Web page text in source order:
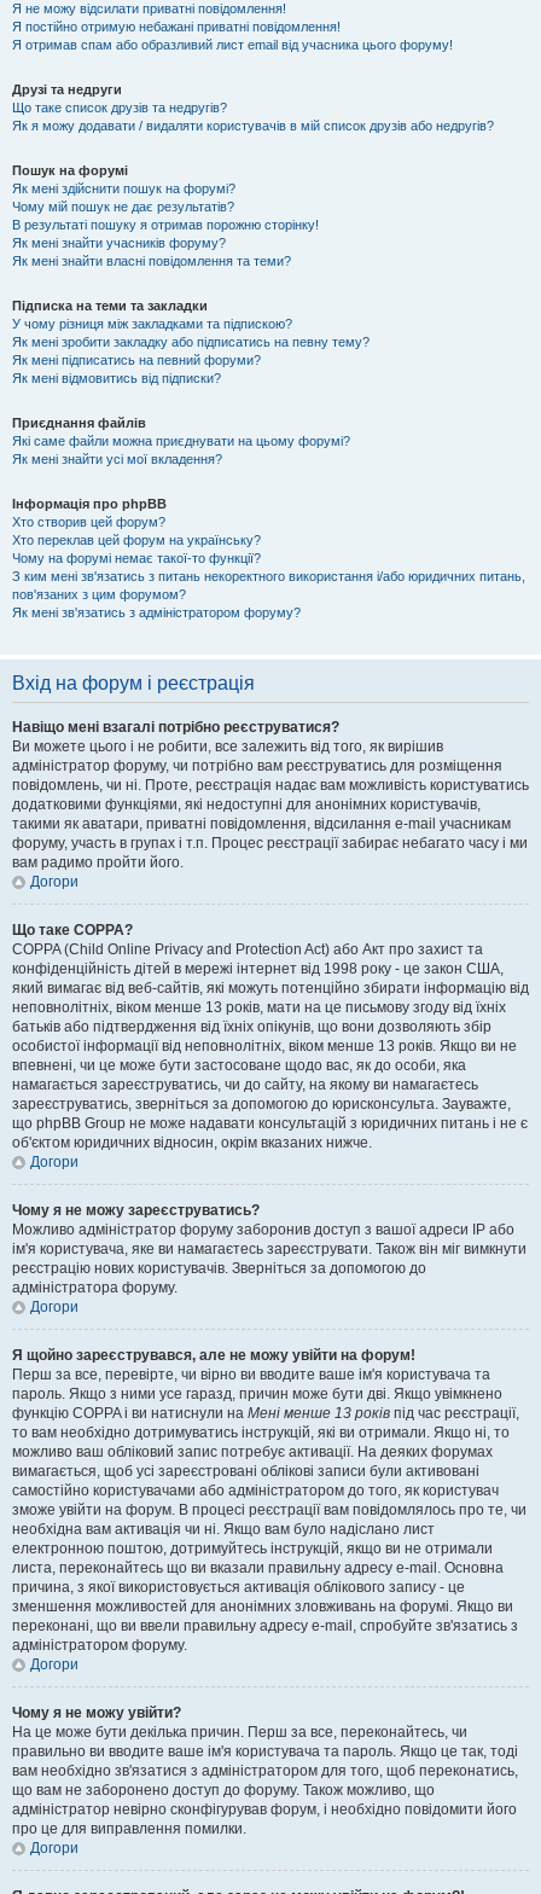
Я не можу відсилати приватні повідомлення!
Я постійно отримую небажані приватні повідомлення!
Я отримав спам або образливий лист email від учасника цього форуму!
Друзі та недруги
Що таке список друзів та недругів?
Як я можу додавати / видаляти користувачів в мій список друзів або недругів?
Пошук на форумі
Як мені здійснити пошук на форумі?
Чому мій пошук не дає результатів?
В результаті пошуку я отримав порожню сторінку!
Як мені знайти учасників форуму?
Як мені знайти власні повідомлення та теми?
Підписка на теми та закладки
У чому різниця між закладками та підпискою?
Як мені зробити закладку або підписатись на певну тему?
Як мені підписатись на певний форуми?
Як мені відмовитись від підписки?
Приєднання файлів
Які саме файли можна приєднувати на цьому форумі?
Як мені знайти усі мої вкладення?
Інформація про phpBB
Хто створив цей форум?
Хто переклав цей форум на українську?
Чому на форумі немає такої-то функції?
З ким мені зв'язатись з питань некоректного використання і/або юридичних питань,
пов'язаних з цим форумом?
Як мені зв'язатись з адміністратором форуму?
Вхід на форум і реєстрація
Навіщо мені взагалі потрібно реєструватися?
Ви можете цього і не робити, все залежить від того, як вирішив
адміністратор форуму, чи потрібно вам реєструватись для розміщення
повідомлень, чи ні. Проте, реєстрація надає вам можливість користуватись
додатковими функціями, які недоступні для анонімних користувачів,
такими як аватари, приватні повідомлення, відсилання e-mail учасникам
форуму, участь в групах і т.п. Процес реєстрації забирає небагато часу і ми
вам радимо пройти його.
Догори
Що таке COPPA?
COPPA (Child Online Privacy and Protection Act) або Акт про захист та
конфіденційність дітей в мережі інтернет від 1998 року - це закон США,
який вимагає від веб-сайтів, які можуть потенційно збирати інформацію від
неповнолітніх, віком менше 13 років, мати на це письмову згоду від їхніх
батьків або підтвердження від їхніх опікунів, що вони дозволяють збір
особистої інформації від неповнолітніх, віком менше 13 років. Якщо ви не
впевнені, чи це може бути застосоване щодо вас, як до особи, яка
намагається зареєструватись, чи до сайту, на якому ви намагаєтесь
зареєструватись, зверніться за допомогою до юрисконсульта. Зауважте,
що phpBB Group не може надавати консультацій з юридичних питань і не є
об'єктом юридичних відносин, окрім вказаних нижче.
Догори
Чому я не можу зареєструватись?
Можливо адміністратор форуму заборонив доступ з вашої адреси IP або
ім'я користувача, яке ви намагаєтесь зареєструвати. Також він міг вимкнути
реєстрацію нових користувачів. Зверніться за допомогою до
адміністратора форуму.
Догори
Я щойно зареєструвався, але не можу увійти на форум!
Перш за все, перевірте, чи вірно ви вводите ваше ім'я користувача та
пароль. Якщо з ними усе гаразд, причин може бути дві. Якщо увімкнено
функцію COPPA і ви натиснули на Мені менше 13 років під час реєстрації,
то вам необхідно дотримуватись інструкцій, які ви отримали. Якщо ні, то
можливо ваш обліковий запис потребує активації. На деяких форумах
вимагається, щоб усі зареєстровані облікові записи були активовані
самостійно користувачами або адміністратором до того, як користувач
зможе увійти на форум. В процесі реєстрації вам повідомлялось про те, чи
необхідна вам активація чи ні. Якщо вам було надіслано лист
електронною поштою, дотримуйтесь інструкцій, якщо ви не отримали
листа, переконайтесь що ви вказали правильну адресу e-mail. Основна
причина, з якої використовується активація облікового запису - це
зменшення можливостей для анонімних зловживань на форумі. Якщо ви
переконані, що ви ввели правильну адресу e-mail, спробуйте зв'язатись з
адміністратором форуму.
Догори
Чому я не можу увійти?
На це може бути декілька причин. Перш за все, переконайтесь, чи
правильно ви вводите ваше ім'я користувача та пароль. Якщо це так, тоді
вам необхідно зв'язатися з адміністратором для того, щоб переконатись,
що вам не заборонено доступ до форуму. Також можливо, що
адміністратор невірно сконфігурував форум, і необхідно повідомити його
про це для виправлення помилки.
Догори